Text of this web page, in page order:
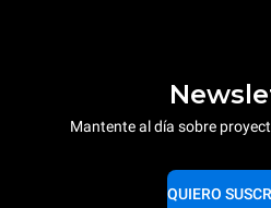
Mantente al día sobre
QUIERO